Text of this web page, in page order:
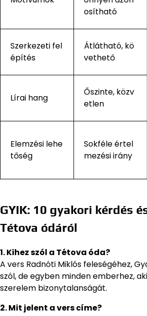
osítható
Szerkezeti fel
építés
Átlátható, kö
vethető
Lírai hang
Őszinte, közv
etlen
Elemzési lehe
tőség
Sokféle értel
mezési irány
GYIK: 10 gyakori kérdés
Tétova ódáról
1. Kihez szól a Tétova óda?
A vers Radnóti Miklós feleségéhez,
szól, de egyben minden emberhez,
szerelem bizonytalanságát.
2. Mit jelent a vers címe?